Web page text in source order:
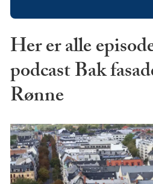
Her er alle
podcast Bak
Rønne